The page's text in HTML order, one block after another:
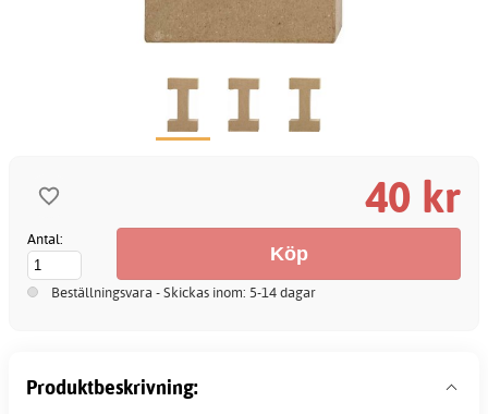
40 kr
Antal:
Beställningsvara - Skickas inom: 5-14 dagar
Produktbeskrivning: